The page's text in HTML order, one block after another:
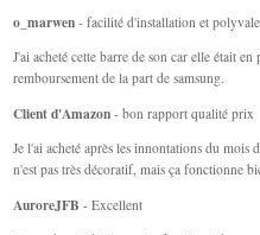
o_marwen - facilité d'installation et
J'ai acheté cette barre de son car elle était
remboursement de la part de samsung.
Client d'Amazon - bon rapport qualité prix
Je l'ai acheté après les innontations du mois
n'est pas très décoratif, mais ça fonctionne
AuroreJFB - Excellent